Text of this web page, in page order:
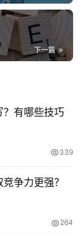
宝开实体店是
部分人还会去交
交了保证金的
检索页里将能
宝还是很人的
宝的免费完整
掏钱，这一价钱
下一篇
有哪些技巧
339
争力更强？
264